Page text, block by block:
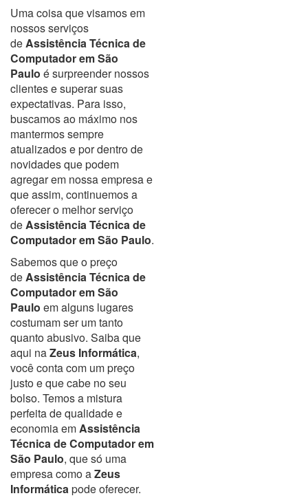
Uma coisa que visamos em
nossos serviços
deAssistência Técnica de
Computador em São
Paulo é surpreender nossos
clientes e superar suas
expectativas. Para isso,
buscamos ao máximo nos
mantermos sempre
atualizados e por dentro de
novidades que podem
agregar em nossa empresa e
que assim, continuemos a
oferecer o melhor serviço
deAssistência Técnica de
Computador em São Paulo.
Sabemos que o preço
deAssistência Técnica de
Computador em São
Paulo em alguns lugares
costumam ser um tanto
quanto abusivo. Saiba que
aqui naZeus Informática,
você conta com um preço
justo e que cabe no seu
bolso. Temos a mistura
perfeita de qualidade e
economia emAssistência
Técnica de Computador em
São Paulo, que só uma
empresa como aZeus
Informáticapode oferecer.